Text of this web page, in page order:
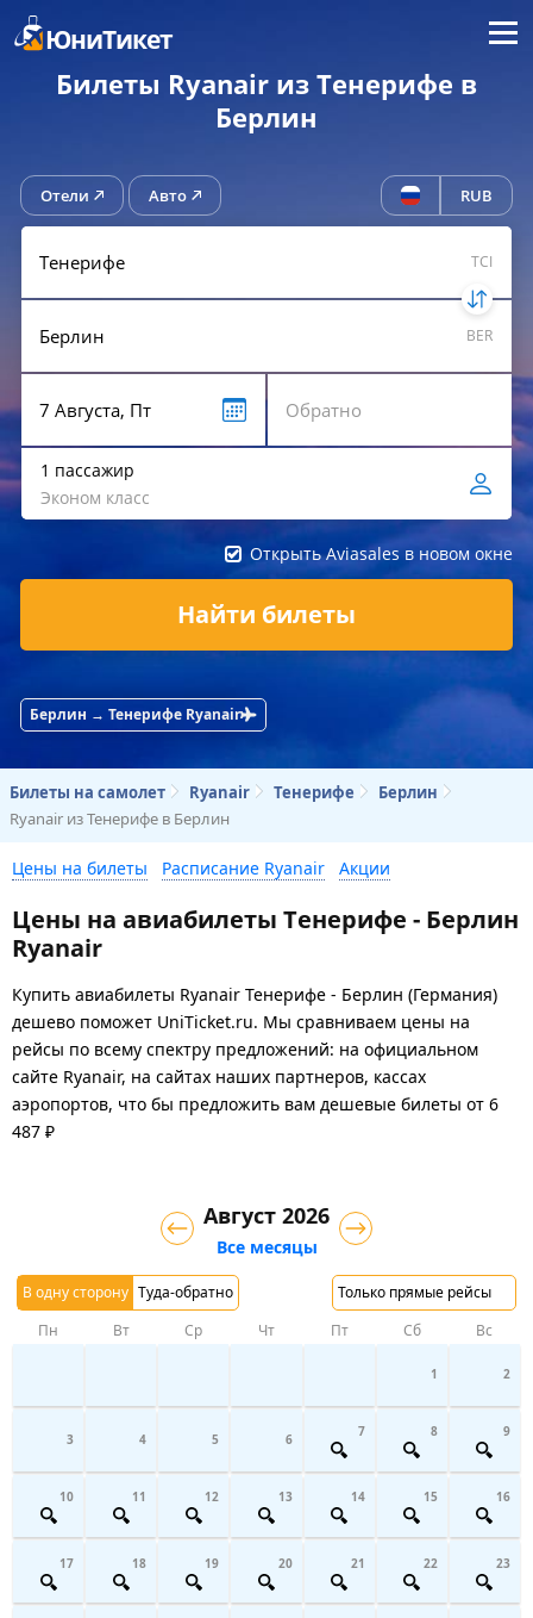
ЮниТикет Меню
Билеты Ryanair из Тенерифе в
Берлин
Отели Авто RUB
TCI
BER
1 пассажир
Эконом класс
Открыть Aviasales в новом окне
Найти билеты
Берлин → Тенерифе Ryanair
Билеты на самолет Ryanair Тенерифе
Берлин
Ryanair из Тенерифе в Берлин
Цены на билеты Расписание Ryanair Акции
Цены на авиабилеты Тенерифе - Берлин
Ryanair
Купить авиабилеты Ryanair Тенерифе - Берлин (Германия)
дешево поможет UniTicket.ru. Мы сравниваем цены на
рейсы по всему спектру предложений: на официальном
сайте Ryanair, на сайтах наших партнеров, кассах
аэропортов, что бы предложить вам дешевые билеты от 6
487 ₽
В одну сторону Туда-обратно Только прямые рейсы
Август 2026
Все месяцы
Пн Вт Ср Чт Пт Сб Вс
1 2
3 4 5 6 7 8 9
10 11 12 13 14 15 16
17 18 19 20 21 22 23